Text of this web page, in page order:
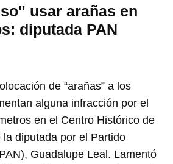
usar arañas en
diputada PAN
de “arañas” a los
alguna infracción por el
en el Centro Histórico de
diputada por el Partido
Guadalupe Leal. Lamentó